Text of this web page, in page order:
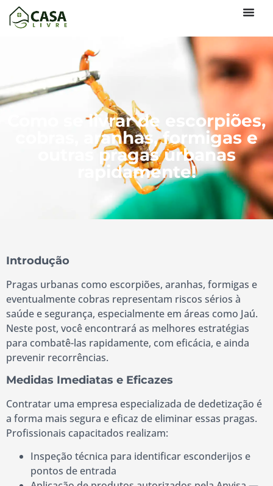
Como se livrar de escorpiões,
cobras, aranhas, formigas e
outras pragas urbanas
rapidamente!
Introdução
Pragas urbanas como escorpiões, aranhas, formigas e
eventualmente cobras representam riscos sérios à
saúde e segurança, especialmente em áreas como Jaú.
Neste post, você encontrará as melhores estratégias
para combatê-las rapidamente, com eficácia, e ainda
prevenir recorrências.
Medidas Imediatas e Eficazes
Contratar uma empresa especializada de dedetização é
a forma mais segura e eficaz de eliminar essas pragas.
Profissionais capacitados realizam:
Inspeção técnica para identificar esconderijos e
pontos de entrada